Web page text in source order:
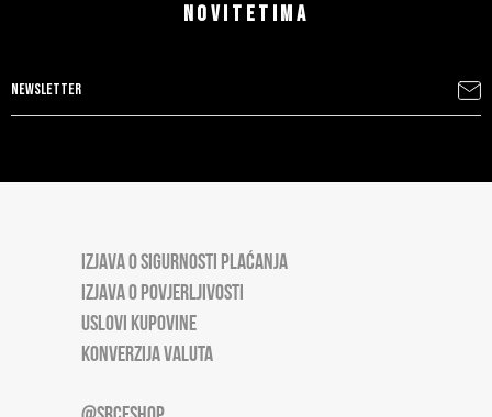
NOVITETIMA
IZJAVA O SIGURNOSTI PLAĆANJA
IZJAVA O POVJERLJIVOSTI
USLOVI KUPOVINE
KONVERZIJA VALUTA